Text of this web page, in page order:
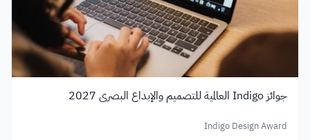
جوائز Indigo العالمية للتصميم والإبداع البصري 2027
Indigo Design Award